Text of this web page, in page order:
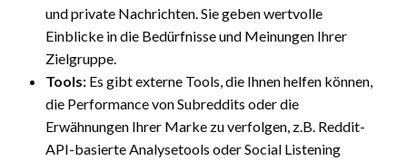
und private Nachrichten. Sie geben wertvolle
Einblicke in die Bedürfnisse und Meinungen Ihrer
Zielgruppe.
Tools: Es gibt externe Tools, die Ihnen helfen können,
die Performance von Subreddits oder die
Erwähnungen Ihrer Marke zu verfolgen, z.B. Reddit-
API-basierte Analysetools oder Social Listening